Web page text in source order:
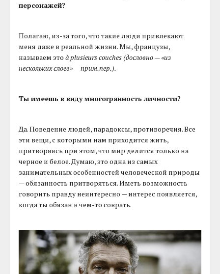
персонажей?
Полагаю, из-за того, что такие люди привлекают
меня даже в реальной жизни. Мы, французы,
называем этоà plusieurs couches (дословно — «из
нескольких слоев» — прим.пер.).
Ты имеешь в виду многогранность личности?
Да. Поведение людей, парадоксы, противоречия. Все
эти вещи, с которыми нам приходится жить,
притворяясь при этом, что мир делится только на
черное и белое. Думаю, это одна из самых
занимательных особенностей человеческой природы
— обязанность притворяться. Иметь возможность
говорить правду неинтересно — интерес появляется,
когда ты обязан в чем-то соврать.